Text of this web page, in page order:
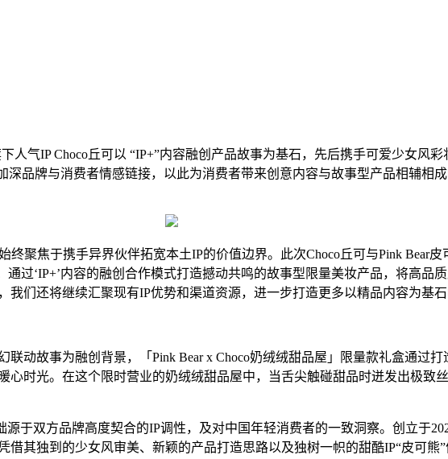
IP Choco丘可以 “IP+”内容融创产品故事为基石，先后携手可爱少女风彩
品牌与消费者情感链接，以此为消费者带来创意内容与故事型产品相辅相
焦于携手异界伙伴拓宽本土IP的价值边界。此次Choco丘可与Pink Bear
过‘IP+’内容的融创合作模式打造撼动共鸣的故事型限量美妆产品，将高品
们还将继续汇聚现有IP优势和渠道资源，进一步打造更多以精品内容为基
故事为融创背景，「Pink Bear x Choco奶绒绒甜品屋」限量款礼盒通过打
时光。在这个限时营业的奶绒绒甜品屋中，当舌尖触碰甜品时迸发出极致
双方品牌高度契合的IP调性，及对中国年轻消费者的一致洞察。创立于
其独到的少女风审美、新颖的产品打造思路以及独树一帜的甜酷IP“皮可熊